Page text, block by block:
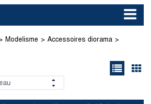
Modelisme
Accessoires diorama